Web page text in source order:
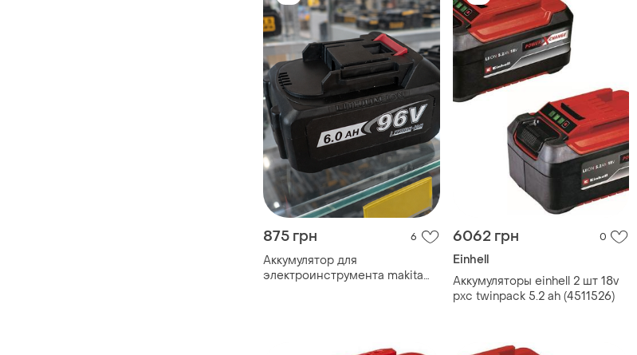
875 грн 6
Аккумулятор для
электроинструмента makita
6062 грн 0
Einhell
Аккумуляторы einhell 2 шт 18v
pxc twinpack 5.2 ah (4511526)